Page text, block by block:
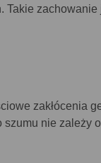
Takie
zakłócenia
nie zależy